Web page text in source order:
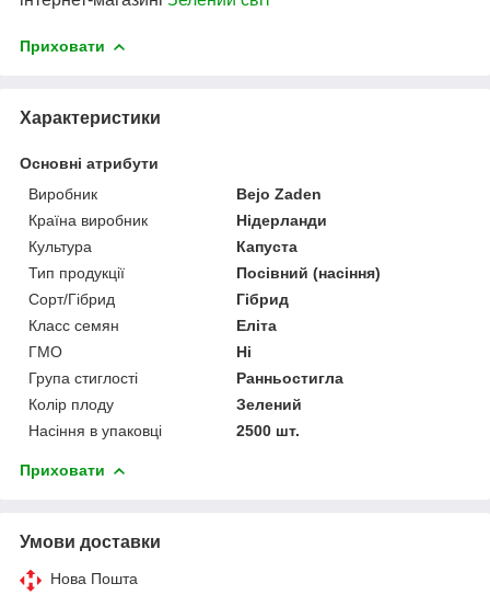
Приховати
Характеристики
Основні атрибути
Виробник
Bejo Zaden
Країна виробник
Нідерланди
Культура
Капуста
Тип продукції
Посівний (насіння)
Сорт/Гібрид
Гібрид
Класс семян
Еліта
ГМО
Ні
Група стиглості
Ранньостигла
Колір плоду
Зелений
Насіння в упаковці
2500 шт.
Приховати
Умови доставки
Нова Пошта